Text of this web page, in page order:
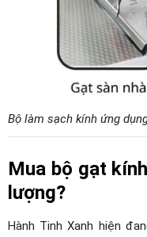
Bộ làm sạch kính ứng
Mua bộ gạt
lượng?
Hành Tinh Xanh hiện